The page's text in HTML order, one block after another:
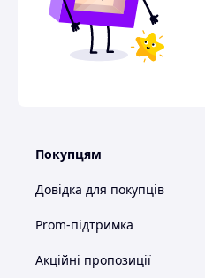
Покупцям
Довідка для покупців
Prom-підтримка
Акційні пропозиції